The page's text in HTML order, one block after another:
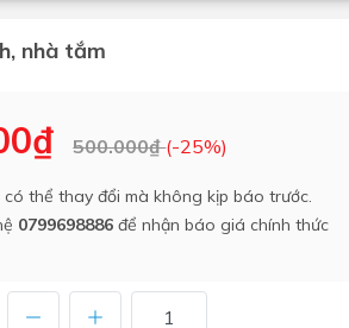
trời
Bồn bảo ôn
Bồn nhựa tự hoại
Vòi pha nóng lạnh
nhà tắm
500.000₫(-25%)
có thể thay đổi mà không kịp báo trước.
0799698886 để nhận báo giá chính thức